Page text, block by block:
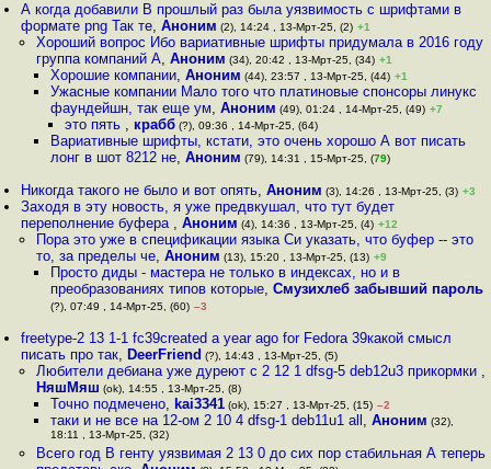
А когда добавили В прошлый раз была уязвимость с шрифтами в
формате png Так те,Аноним (2), 14:24 , 13-Мрт-25, (2) +1
Хороший вопрос Ибо вариативные шрифты придумала в 2016 году
группа компаний A, Аноним (34), 20:42 , 13-Мрт-25, (34) +1
Хорошие компании, Аноним (44), 23:57 , 13-Мрт-25, (44) +1
Ужасные компании Мало того что платиновые спонсоры линукс
фаундейшн, так еще ум, Аноним (49), 01:24 , 14-Мрт-25, (49) +7
это пять , крабб (?), 09:36 , 14-Мрт-25, (64)
Вариативные шрифты, кстати, это очень хорошо А вот писать
лонг в шот 8212 не, Аноним (79), 14:31 , 15-Мрт-25, (79)
Никогда такого не было и вот опять,Аноним (3), 14:26 , 13-Мрт-25, (3) +3
Заходя в эту новость, я уже предвкушал, что тут будет
переполнение буфера ,Аноним (4), 14:36 , 13-Мрт-25, (4) +12
Пора это уже в спецификации языка Си указать, что буфер -- это
то, за пределы че, Аноним (13), 15:20 , 13-Мрт-25, (13) +9
Просто диды - мастера не только в индексах, но и в
преобразованиях типов которые, Смузихлеб забывший пароль
(?), 07:49 , 14-Мрт-25, (60) –3
freetype-2 13 1-1 fc39created a year ago for Fedora 39какой смысл
писать про так, DeerFriend (?), 14:43 , 13-Мрт-25, (5)
Любители дебиана уже дуреют с 2 12 1 dfsg-5 deb12u3 прикормки ,
НяшМяш (ok), 14:55 , 13-Мрт-25, (8)
Точно подмечено, kai3341(ok), 15:27 , 13-Мрт-25, (15) –2
таки и не все на 12-ом 2 10 4 dfsg-1 deb11u1 all , Аноним (32),
18:11 , 13-Мрт-25, (32)
Всего год В генту уязвимая 2 13 0 до сих пор стабильная А теперь